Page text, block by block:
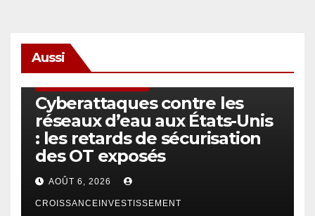
Aussi
Cyberattaques contre les
réseaux d’eau aux États-Unis
: les retards de sécurisation
des OT exposés
AOÛT 6, 2026
CROISSANCEINVESTISSEMENT